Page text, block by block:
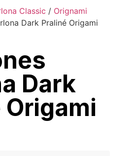
Classic / Orignami
Dark Praliné Origami
Dark
Origami